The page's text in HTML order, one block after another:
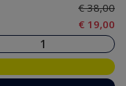
€ 38,00
€ 19,00